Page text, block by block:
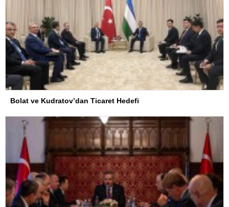
Bolat ve Kudratov’dan Ticaret Hedefi